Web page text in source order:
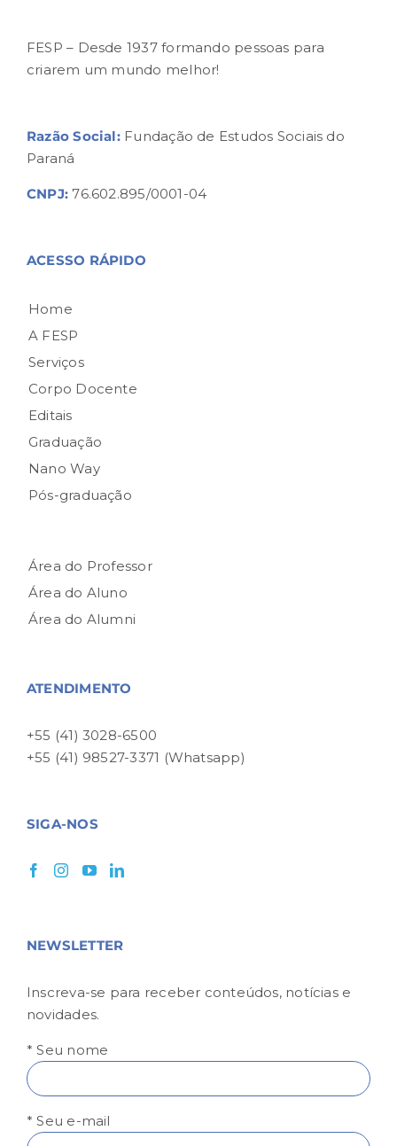
FESP – Desde 1937 formando pessoas para
criarem um mundo melhor!
Razão Social:Fundação de Estudos Sociais do
Paraná
CNPJ: 76.602.895/0001-04
ACESSO RÁPIDO
Home
A FESP
Serviços
Corpo Docente
Editais
Graduação
Nano Way
Pós-graduação
Área do Professor
Área do Aluno
Área do Alumni
ATENDIMENTO
+55 (41) 3028-6500
+55 (41) 98527-3371 (Whatsapp)
SIGA-NOS
NEWSLETTER
Inscreva-se para receber conteúdos, notícias e
novidades.
* Seu nome
* Seu e-mail